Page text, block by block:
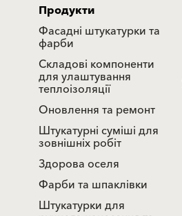
Продукти
Фасадні штукатурки та
фарби
Складові компоненти
для улаштування
теплоізоляції
Оновлення та ремонт
Штукатурні суміші для
зовнішніх робіт
Здорова оселя
Фарби та шпаклівки
Штукатурки для